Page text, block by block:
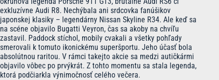
exkluzívne Audi R8. Nechýbala ani srdcovka fanúšikov
japonskej klasiky – legendárny Nissan Skyline R34. Ale keď sa
na scéne objavilo Bugatti Veyron, čas sa akoby na chvíľu
zastavil. Paddock stíchol, mobily cvakali a všetky pohľady
smerovali k tomuto ikonickému superšportu. Jeho účasť bola
absolútnou raritou. V rámci takejto akcie sa medzi autičkármi
objavilo vôbec po prvýkrát. Z tohto momentu sa stala legenda,
ktorá podčiarkla výnimočnosť celého večera.